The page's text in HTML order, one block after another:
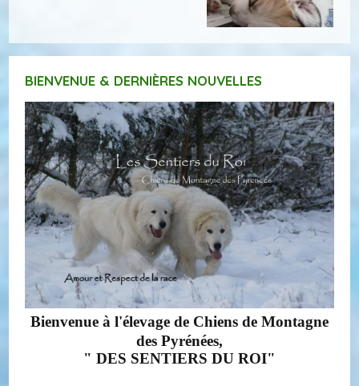
BIENVENUE & DERNIÈRES NOUVELLES
Bienvenue à l'élevage de Chiens de Montagne
des Pyrénées,
" DES SENTIERS DU ROI"